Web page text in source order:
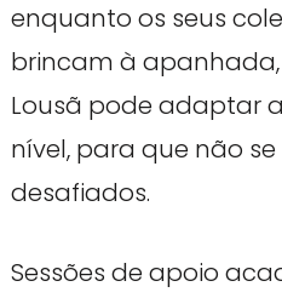
enquanto os seus
brincam à
Lousã pode adaptar
nível, para que não
desafiados.
Sessões de apoio